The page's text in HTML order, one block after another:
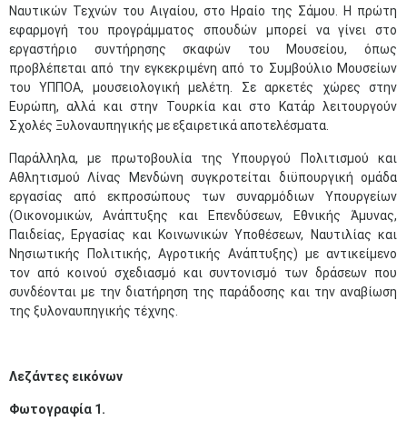
Ναυτικών Τεχνών του Αιγαίου, στο Ηραίο της Σάμου. Η πρώτη
εφαρμογή του προγράμματος σπουδών μπορεί να γίνει στο
εργαστήριο συντήρησης σκαφών του Μουσείου, όπως
προβλέπεται από την εγκεκριμένη από το Συμβούλιο Μουσείων
του ΥΠΠΟΑ, μουσειολογική μελέτη. Σε αρκετές χώρες στην
Ευρώπη, αλλά και στην Τουρκία και στο Κατάρ λειτουργούν
Σχολές Ξυλοναυπηγικής με εξαιρετικά αποτελέσματα.
Παράλληλα, με πρωτοβουλία της Υπουργού Πολιτισμού και
Αθλητισμού Λίνας Μενδώνη συγκροτείται διϋπουργική ομάδα
εργασίας από εκπροσώπους των συναρμόδιων Υπουργείων
(Οικονομικών, Ανάπτυξης και Επενδύσεων, Εθνικής Άμυνας,
Παιδείας, Εργασίας και Κοινωνικών Υποθέσεων, Ναυτιλίας και
Νησιωτικής Πολιτικής, Αγροτικής Ανάπτυξης) με αντικείμενο
τον από κοινού σχεδιασμό και συντονισμό των δράσεων που
συνδέονται με την διατήρηση της παράδοσης και την αναβίωση
της ξυλοναυπηγικής τέχνης.
Λεζάντες εικόνων
Φωτογραφία 1.